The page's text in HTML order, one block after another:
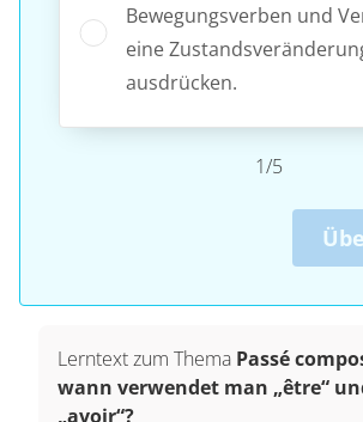
Bewegungsverben und
eine
ausdrücken.
1/5
Lerntext zum Thema Passé
wann verwendet man „être“
„avoir“?